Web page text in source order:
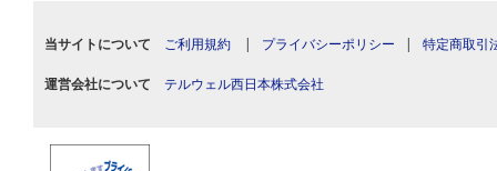
当サイトについて ご利用規約 | プライバシーポリシー | 特定商取引
運営会社について テルウェル西日本株式会社